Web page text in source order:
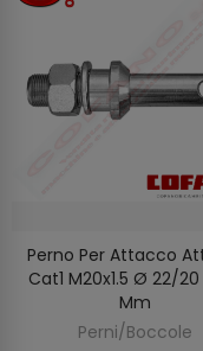
AGGIUNGI AL
Perno Per Attacco
Cat1 M20x1.5 Ø 22/20
Mm
Perni/Boccole